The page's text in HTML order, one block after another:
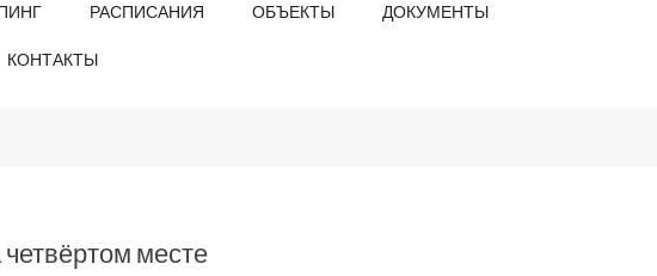
РАСПИСАНИЯ ОБЪЕКТЫ ДОКУМЕНТЫ
КОНТАКТЫ
месте